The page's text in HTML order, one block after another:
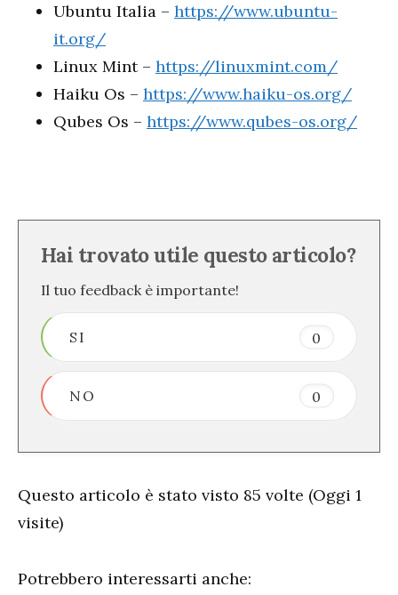
Ubuntu Italia – https://www.ubuntu-
it.org/
Linux Mint – https://linuxmint.com/
Haiku Os – https://www.haiku-os.org/
Qubes Os – https://www.qubes-os.org/
Hai trovato utile questo articolo?
Il tuo feedback è importante!
SI 0
NO 0
Questo articolo è stato visto 85 volte (Oggi 1
visite)
Potrebbero interessarti anche: